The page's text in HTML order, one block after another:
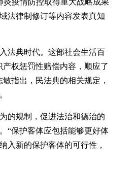
疫情防控取得重大战略成果
法律制修订等内容发表真知
法典时代。这部社会生活百
权惩罚性赔偿内容，顺应了
指出，民法典的相关规定，
的规制，促进法治和德治的
“保护客体应包括能够更好体
入新的保护客体的可行性，